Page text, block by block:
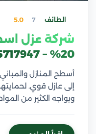
الطائف 7
5.0
شركة عزل
20% – 0555717947
أسطح المنازل
إلى عازل قوي.
ويواجه الكثير من